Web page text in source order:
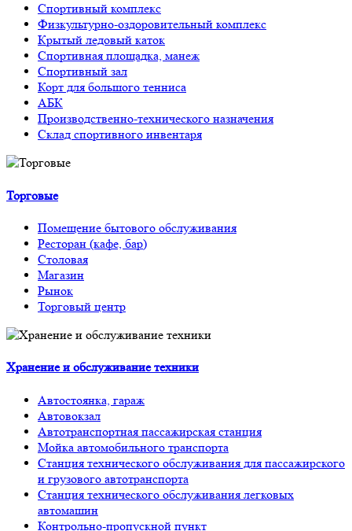
Спортивный комплекс
Физкультурно-оздоровительный комплекс
Крытый ледовый каток
Спортивная площадка, манеж
Спортивный зал
Корт для большого тенниса
АБК
Производственно-технического назначения
Склад спортивного инвентаря
Торговые
Помещение бытового обслуживания
Ресторан (кафе, бар)
Столовая
Магазин
Рынок
Торговый центр
Хранение и обслуживание техники
Автостоянка, гараж
Автовокзал
Автотранспортная пассажирская станция
Мойка автомобильного транспорта
Станция технического обслуживания для пассажирского
и грузового автотранспорта
Станция технического обслуживания легковых
автомашин
Контрольно-пропускной пункт